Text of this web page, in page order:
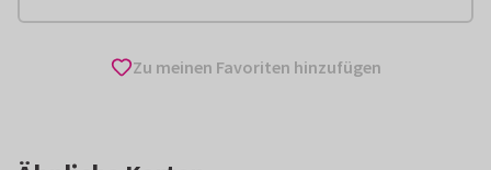
Zu meinen Favoriten hinzufügen